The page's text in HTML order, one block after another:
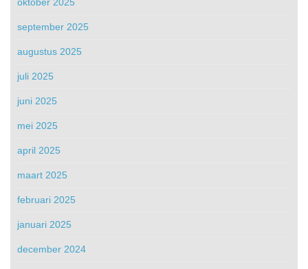
september 2025
augustus 2025
juli 2025
juni 2025
mei 2025
april 2025
maart 2025
februari 2025
januari 2025
december 2024